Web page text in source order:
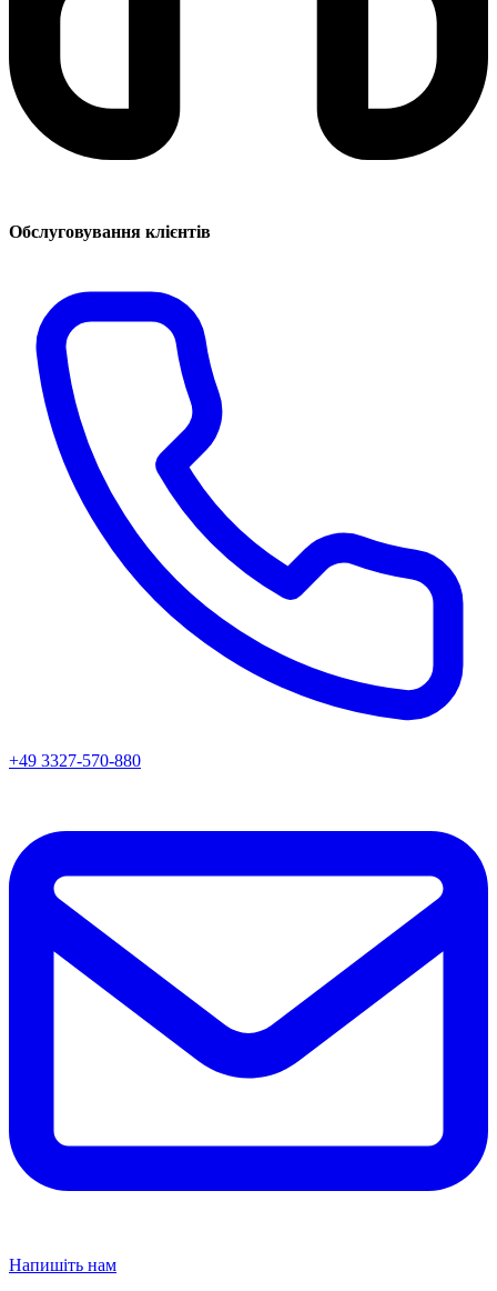
Обслуговування клієнтів
+49 3327-570-880
Напишіть нам